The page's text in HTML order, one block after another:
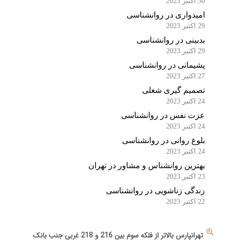
امیدواری در روانشناسی
بدبینی در روانشناسی
پشیمانی در روانشناسی
تصمیم گیری شغلی
عزت نفس در روانشناسی
بلوغ روانی در روانشناسی
بهترین روانشناس و مشاور در تهران
زندگی زناشویی در روانشناسی
تهرانپارس بالاتر از فلکه سوم بین 216 و 218 غربی جنب بانک